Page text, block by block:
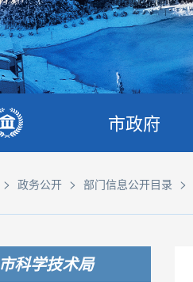
市政府
> 政务公开 > 部门信息公开目录 >
市科学技术局